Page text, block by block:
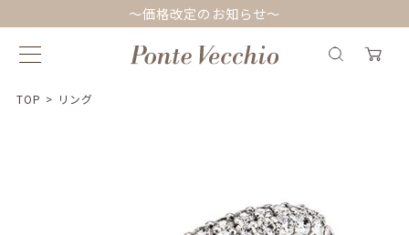
～価格改定のお知らせ～
TOP > リング